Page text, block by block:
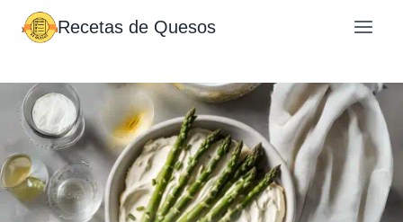
Saltar
Recetas de Quesos